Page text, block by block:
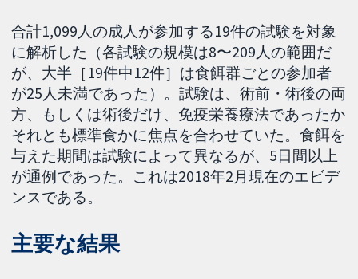
合計1,099人の成人が参加する19件の試験を対象
に解析した（各試験の規模は8〜209人の範囲だ
が、大半［19件中12件］は食餌群ごとの参加者
が25人未満であった）。試験は、術前・術後の両
方、もしくは術後だけ、免疫栄養療法であったか
それとも標準食かに焦点を合わせていた。食餌を
与えた期間は試験によって異なるが、5日間以上
が通例であった。これは2018年2月現在のエビデ
ンスである。
主要な結果